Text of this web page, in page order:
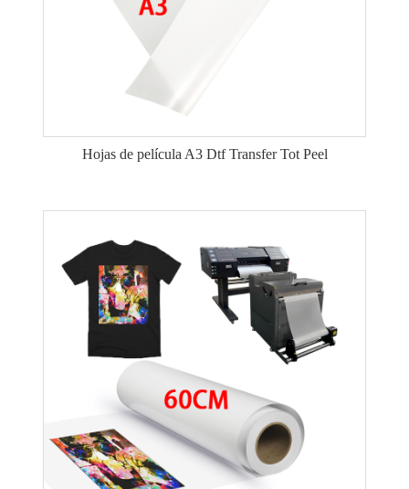
Hojas de película A3 Dtf Transfer Tot Peel